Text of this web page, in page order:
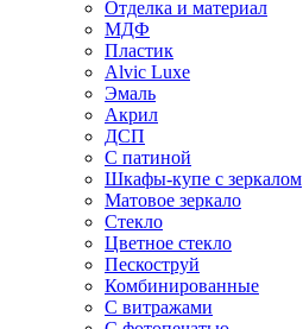
Отделка и материал
МДФ
Пластик
Alvic Luxe
Эмаль
Акрил
ДСП
С патиной
Шкафы-купе с зеркалом
Матовое зеркало
Стекло
Цветное стекло
Пескоструй
Комбинированные
С витражами